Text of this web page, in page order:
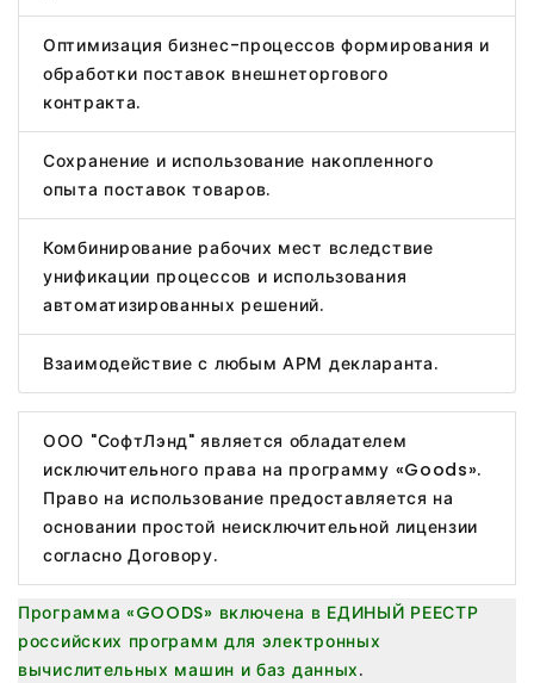
Оптимизация бизнес-процессов формирования и
обработки поставок внешнеторгового
контракта.
Сохранение и использование накопленного
опыта поставок товаров.
Комбинирование рабочих мест вследствие
унификации процессов и использования
автоматизированных решений.
Взаимодействие с любым АРМ декларанта.
ООО "СофтЛэнд" является обладателем
исключительного права на программу «Goods».
Право на использование предоставляется на
основании простой неисключительной лицензии
согласно Договору.
Программа «GOODS» включена в ЕДИНЫЙ РЕЕСТР
российских программ для электронных
вычислительных машин и баз данных.